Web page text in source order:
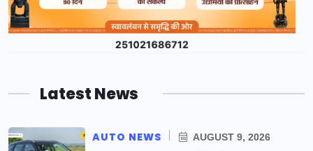
Latest News
AUTO NEWS AUGUST 9, 2026